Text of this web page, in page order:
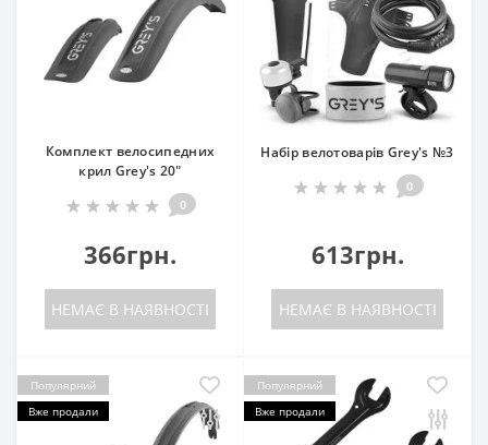
Комплект велосипедних
крил Grey's 20"
0
366грн.
НЕМАЄ В НАЯВНОСТІ
Набір велотоварів Grey's №3
0
613грн.
НЕМАЄ В НАЯВНОСТІ
Популярний
Вже продали
Популярний
Вже продали